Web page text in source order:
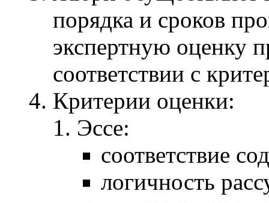
порядка и сроков
экспертную оценку
соответствии с
Критерии оценки:
Эссе:
соответствие
логичность